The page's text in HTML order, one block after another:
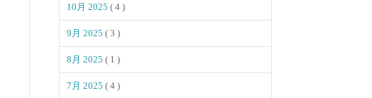
10月 2025 ( 4 )
9月 2025 ( 3 )
8月 2025 ( 1 )
7月 2025 ( 4 )